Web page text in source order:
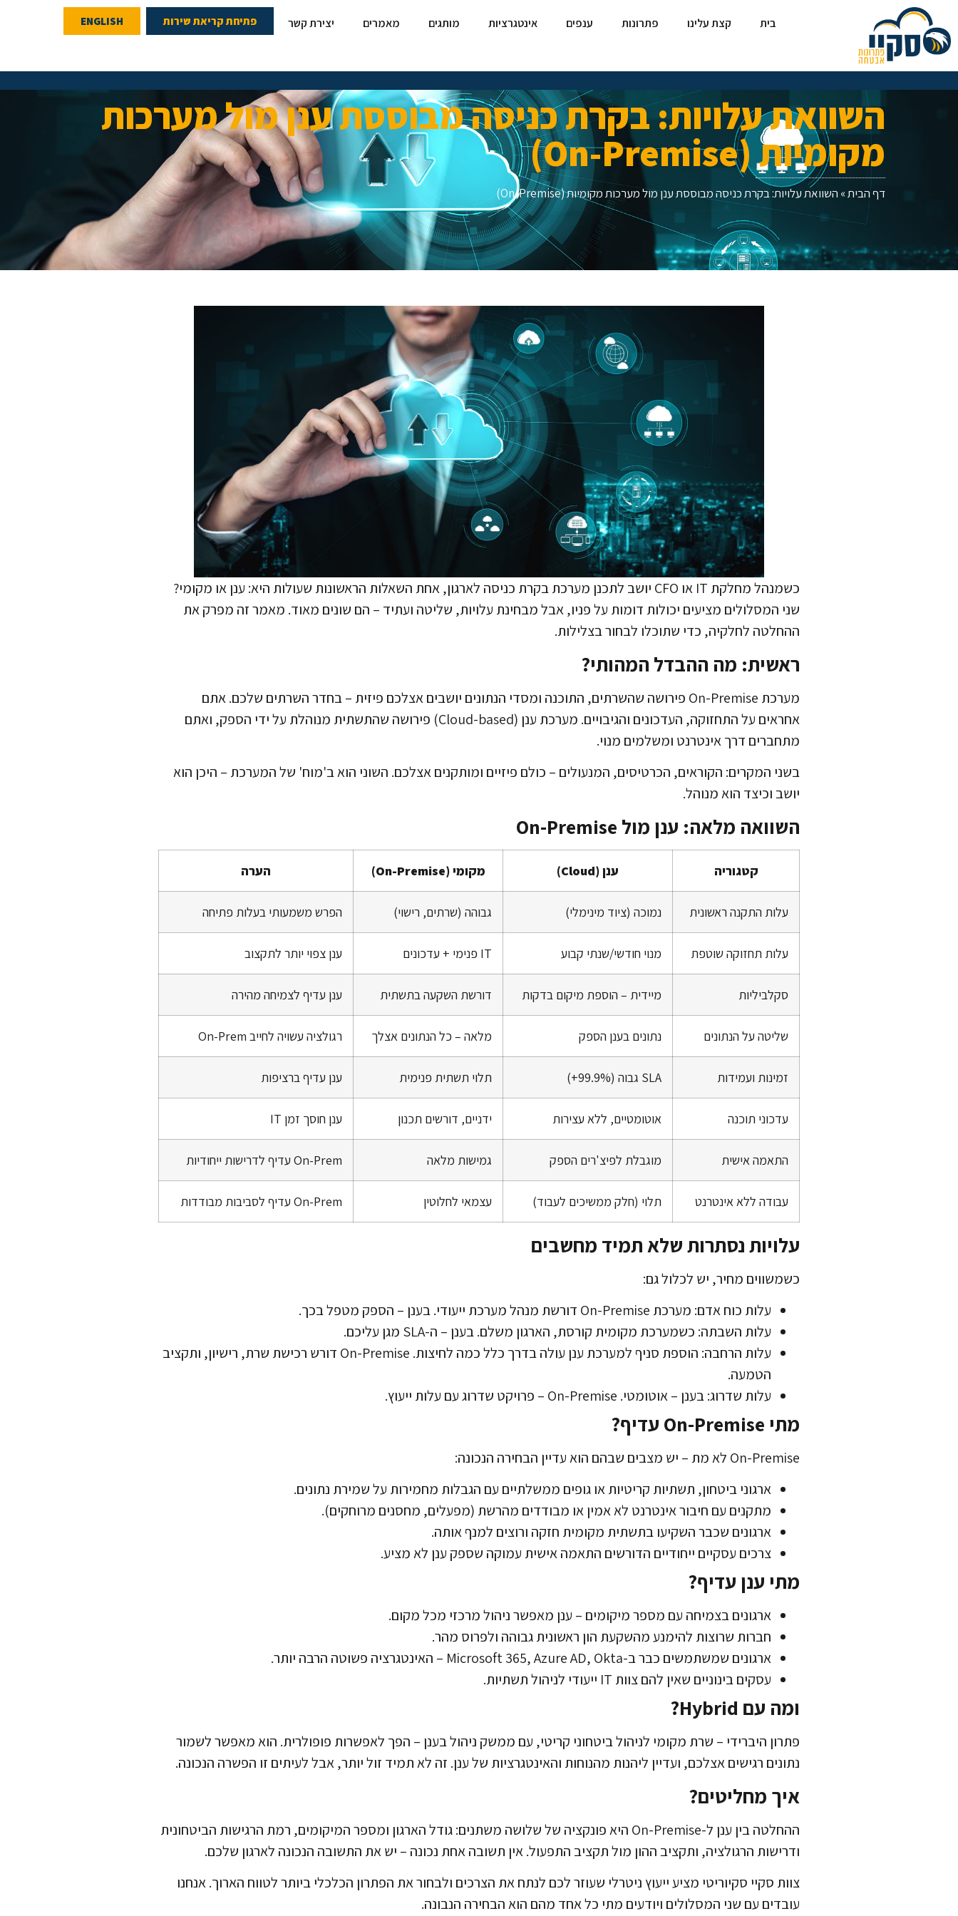
בית קצת עלינו פתרונות ענפים אינטגרציות מותגים מאמרים יצירת קשר פתיחת קריאת שירות ENGLISH
השוואת עלויות: בקרת כניסה מבוססת ענן מול מערכות
מקומיות (On-Premise)
דף הבית» השוואת עלויות: בקרת כניסה מבוססת ענן מול מערכות מקומיות (On-Premise)
כשמנהל מחלקת IT או CFO יושב לתכנן מערכת בקרת כניסה לארגון, אחת השאלות הראשונות שעולות היא: ענן או מקומי?
שני המסלולים מציעים יכולות דומות על פניו, אבל מבחינת עלויות, שליטה ועתיד – הם שונים מאוד. מאמר זה מפרק את
ההחלטה לחלקיה, כדי שתוכלו לבחור בצלילות.
ראשית: מה ההבדל המהותי?
מערכת On-Premise פירושה שהשרתים, התוכנה ומסדי הנתונים יושבים אצלכם פיזית – בחדר השרתים שלכם. אתם
אחראים על התחזוקה, העדכונים והגיבויים. מערכת ענן (Cloud-based) פירושה שהתשתית מנוהלת על ידי הספק, ואתם
מתחברים דרך אינטרנט ומשלמים מנוי.
בשני המקרים: הקוראים, הכרטיסים, המנעולים – כולם פיזיים ומותקנים אצלכם. השוני הוא ב'מוח' של המערכת – היכן הוא
יושב וכיצד הוא מנוהל.
השוואה מלאה: ענן מול On-Premise
קטגוריה ענן (Cloud) מקומי (On-Premise) הערה
עלות התקנה ראשונית נמוכה (ציוד מינימלי) גבוהה (שרתים, רישוי) הפרש משמעותי בעלות פתיחה
עלות תחזוקה שוטפת מנוי חודשי/שנתי קבוע IT פנימי + עדכונים ענן צפוי יותר לתקצוב
סקלביליות מיידית – הוספת מיקום בדקות דורשת השקעה בתשתית ענן עדיף לצמיחה מהירה
שליטה על הנתונים נתונים בענן הספק מלאה – כל הנתונים אצלך רגולציה עשויה לחייב On-Prem
זמינות ועמידות SLA גבוה (99.9%+) תלוי תשתית פנימית ענן עדיף ברציפות
עדכוני תוכנה אוטומטיים, ללא עצירות ידניים, דורשים תכנון ענן חוסך זמן IT
התאמה אישית מוגבלת לפיצ'רים הספק גמישות מלאה On-Prem עדיף לדרישות ייחודיות
עבודה ללא אינטרנט תלוי (חלק ממשיכים לעבוד) עצמאי לחלוטין On-Prem עדיף לסביבות מבודדות
עלויות נסתרות שלא תמיד מחשבים
כשמשווים מחיר, יש לכלול גם:
עלות כוח אדם: מערכת On-Premise דורשת מנהל מערכת ייעודי. בענן – הספק מטפל בכך.
עלות השבתה: כשמערכת מקומית קורסת, הארגון משלם. בענן – ה-SLA מגן עליכם.
עלות הרחבה: הוספת סניף למערכת ענן עולה בדרך כלל כמה לחיצות. On-Premise דורש רכישת שרת, רישיון, ותקציב
הטמעה.
עלות שדרוג: בענן – אוטומטי. On-Premise – פרויקט שדרוג עם עלות ייעוץ.
מתי On-Premise עדיף?
On-Premise לא מת – יש מצבים שבהם הוא עדיין הבחירה הנכונה:
ארגוני ביטחון, תשתיות קריטיות או גופים ממשלתיים עם הגבלות מחמירות על שמירת נתונים.
מתקנים עם חיבור אינטרנט לא אמין או מבודדים מהרשת (מפעלים, מחסנים מרוחקים).
ארגונים שכבר השקיעו בתשתית מקומית חזקה ורוצים למנף אותה.
צרכים עסקיים ייחודיים הדורשים התאמה אישית עמוקה שספק ענן לא מציע.
מתי ענן עדיף?
ארגונים בצמיחה עם מספר מיקומים – ענן מאפשר ניהול מרכזי מכל מקום.
חברות שרוצות להימנע מהשקעת הון ראשונית גבוהה ולפרוס מהר.
ארגונים שמשתמשים כבר ב-Microsoft 365, Azure AD, Okta – האינטגרציה פשוטה הרבה יותר.
עסקים בינוניים שאין להם צוות IT ייעודי לניהול תשתיות.
ומה עם Hybrid?
פתרון היברידי – שרת מקומי לניהול ביטחוני קריטי, עם ממשק ניהול בענן – הפך לאפשרות פופולרית. הוא מאפשר לשמור
נתונים רגישים אצלכם, ועדיין ליהנות מהנוחות והאינטגרציות של ענן. זה לא תמיד זול יותר, אבל לעיתים זו הפשרה הנכונה.
איך מחליטים?
ההחלטה בין ענן ל-On-Premise היא פונקציה של שלושה משתנים: גודל הארגון ומספר המיקומים, רמת הרגישות הביטחונית
ודרישות הרגולציה, ותקציב ההון מול תקציב התפעול. אין תשובה אחת נכונה – יש את התשובה הנכונה לארגון שלכם.
צוות סקיי סקיוריטי מציע ייעוץ ניטרלי שעוזר לכם לנתח את הצרכים ולבחור את הפתרון הכלכלי ביותר לטווח הארוך. אנחנו
עובדים עם שני המסלולים ויודעים מתי כל אחד מהם הוא הבחירה הנבונה.